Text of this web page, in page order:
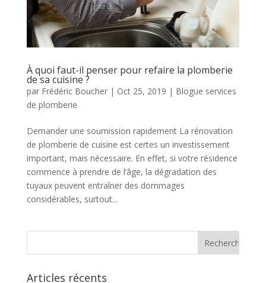
À quoi faut-il penser pour refaire la plomberie
de sa cuisine ?
par Frédéric Boucher| Oct 25, 2019 | Blogue services
de plomberie
Demander une soumission rapidement La rénovation
de plomberie de cuisine est certes un investissement
important, mais nécessaire. En effet, si votre résidence
commence à prendre de l’âge, la dégradation des
tuyaux peuvent entraîner des dommages
considérables, surtout...
Articles récents